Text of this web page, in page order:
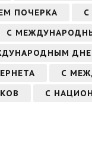
ПОЧЕРКА
С
С
С